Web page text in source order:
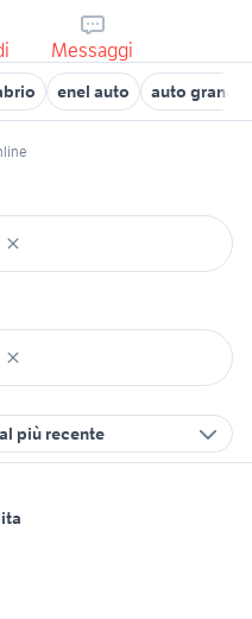
Messaggi
enel auto auto
più recente